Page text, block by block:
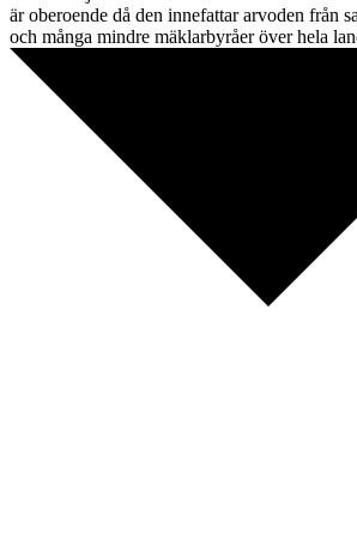
är oberoende då den innefattar arvoden från
och många mindre mäklarbyråer över hela